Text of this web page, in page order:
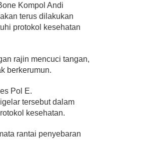
Kompol Andi
terus dilakukan
protokol kesehatan
rajin mencuci tangan,
berkerumun.
Pol E.
tersebut dalam
kesehatan.
rantai penyebaran